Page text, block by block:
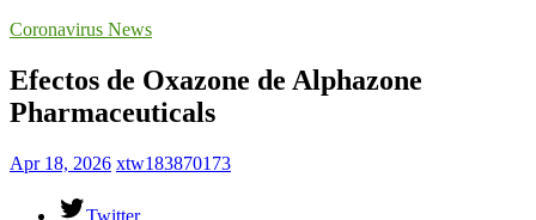
Coronavirus News
Efectos de Oxazone de Alphazone
Pharmaceuticals
Apr 18, 2026 xtw183870173
Twitter